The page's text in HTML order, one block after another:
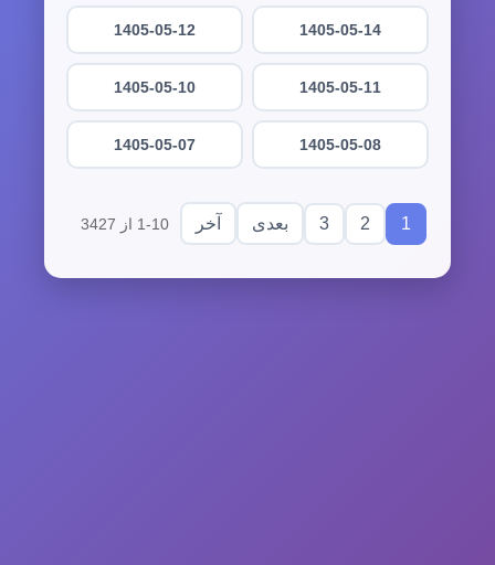
1405-05-14
1405-05-12
1405-05-11
1405-05-10
1405-05-08
1405-05-07
1
2
3 بعدی آخر 1-10 از 3427